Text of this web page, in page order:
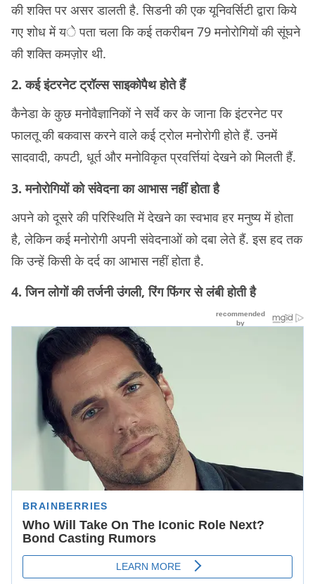
की शक्ति पर असर डालती है. सिडनी की एक यूनिवर्सिटी द्वारा किये
गए शोध में ये पता चला कि कई तकरीबन 79 मनोरोगियों की सूंघने
की शक्ति कमज़ोर थी.
2. कई इंटरनेट ट्रॉल्स साइकोपैथ होते हैं
कैनेडा के कुछ मनोवैज्ञानिकों ने सर्वे कर के जाना कि इंटरनेट पर
फालतू की बकवास करने वाले कई ट्रोल मनोरोगी होते हैं. उनमें
सादवादी, कपटी, धूर्त और मनोविकृत प्रवर्त्तियां देखने को मिलती हैं.
3. मनोरोगियों को संवेदना का आभास नहीं होता है
अपने को दूसरे की परिस्थिति में देखने का स्वभाव हर मनुष्य में होता
है, लेकिन कई मनोरोगी अपनी संवेदनाओं को दबा लेते हैं. इस हद तक
कि उन्हें किसी के दर्द का आभास नहीं होता है.
4. जिन लोगों की तर्जनी उंगली, रिंग फिंगर से लंबी होती है